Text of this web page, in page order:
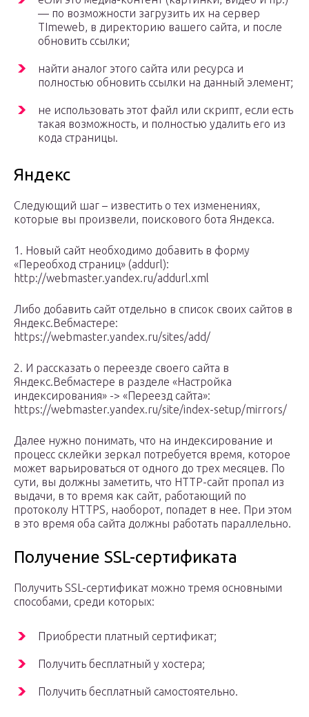
— по возможности загрузить их на сервер
TImeweb, в директорию вашего сайта, и после
обновить ссылки;
найти аналог этого сайта или ресурса и
полностью обновить ссылки на данный элемент;
не использовать этот файл или скрипт, если есть
такая возможность, и полностью удалить его из
кода страницы.
Яндекс
Следующий шаг – известить о тех изменениях,
которые вы произвели, поискового бота Яндекса.
1. Новый сайт необходимо добавить в форму
«Переобход страниц» (addurl):
http://webmaster.yandex.ru/addurl.xml
Либо добавить сайт отдельно в список своих сайтов в
Яндекс.Вебмастере:
https://webmaster.yandex.ru/sites/add/
2. И рассказать о переезде своего сайта в
Яндекс.Вебмастере в разделе «Настройка
индексирования» -> «Переезд сайта»:
https://webmaster.yandex.ru/site/index-setup/mirrors/
Далее нужно понимать, что на индексирование и
процесс склейки зеркал потребуется время, которое
может варьироваться от одного до трех месяцев. По
сути, вы должны заметить, что HTTP-сайт пропал из
выдачи, в то время как сайт, работающий по
протоколу HTTPS, наоборот, попадет в нее. При этом
в это время оба сайта должны работать параллельно.
Получение SSL-сертификата
Получить SSL-сертификат можно тремя основными
способами, среди которых:
Приобрести платный сертификат;
Получить бесплатный у хостера;
Получить бесплатный самостоятельно.